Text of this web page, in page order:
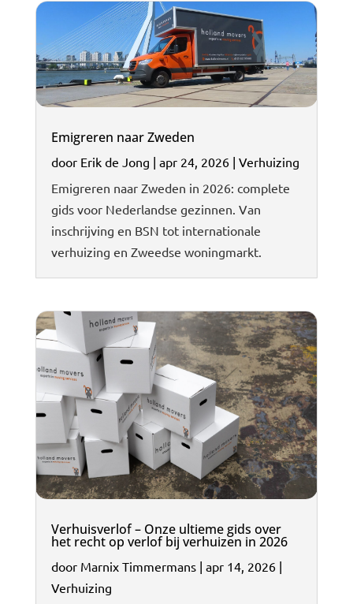
Emigreren naar Zweden
door Erik de Jong | apr 24, 2026| Verhuizing
Emigreren naar Zweden in 2026: complete
gids voor Nederlandse gezinnen. Van
inschrijving en BSN tot internationale
verhuizing en Zweedse woningmarkt.
Verhuisverlof – Onze ultieme gids over
het recht op verlof bij verhuizen in 2026
door Marnix Timmermans| apr 14, 2026|
Verhuizing